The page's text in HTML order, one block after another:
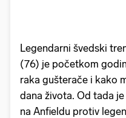
Legendarni švedski
(76) je početkom
raka gušterače i kako
dana života. Od tada
na Anfieldu protiv